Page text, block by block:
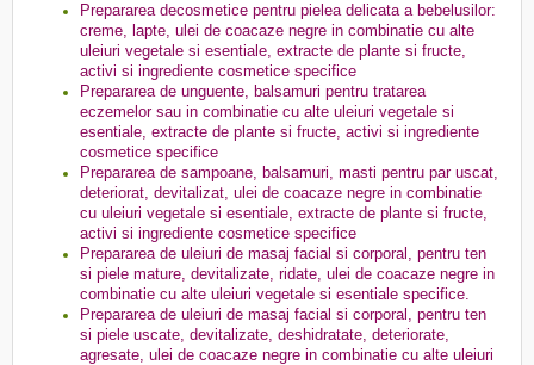
Prepararea decosmetice pentru pielea delicata a bebelusilor:
creme, lapte, ulei de coacaze negre in combinatie cu alte
uleiuri vegetale si esentiale, extracte de plante si fructe,
activi si ingrediente cosmetice specifice
Prepararea de unguente, balsamuri pentru tratarea
eczemelor sau in combinatie cu alte uleiuri vegetale si
esentiale, extracte de plante si fructe, activi si ingrediente
cosmetice specifice
Prepararea de sampoane, balsamuri, masti pentru par uscat,
deteriorat, devitalizat, ulei de coacaze negre in combinatie
cu uleiuri vegetale si esentiale, extracte de plante si fructe,
activi si ingrediente cosmetice specifice
Prepararea de uleiuri de masaj facial si corporal, pentru ten
si piele mature, devitalizate, ridate, ulei de coacaze negre in
combinatie cu alte uleiuri vegetale si esentiale specifice.
Prepararea de uleiuri de masaj facial si corporal, pentru ten
si piele uscate, devitalizate, deshidratate, deteriorate,
agresate, ulei de coacaze negre in combinatie cu alte uleiuri